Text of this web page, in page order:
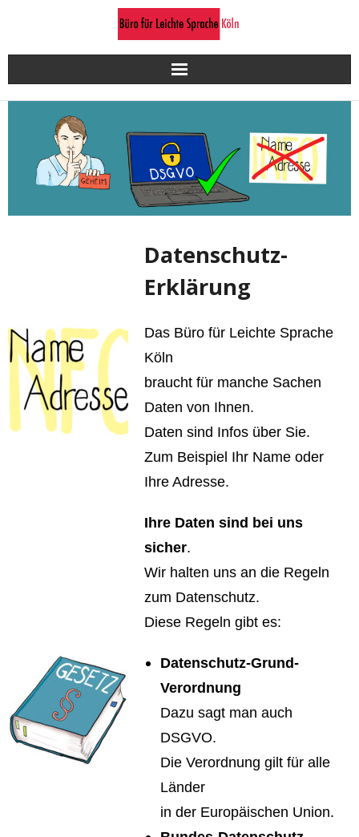
content
Datenschutz-
Erklärung
Das Büro für Leichte Sprache
Köln
braucht für manche Sachen
Daten von Ihnen.
Daten sind Infos über Sie.
Zum Beispiel Ihr Name oder
Ihre Adresse.
Ihre Daten sind bei uns
sicher.
Wir halten uns an die Regeln
zum Datenschutz.
Diese Regeln gibt es:
Datenschutz-Grund-
Verordnung
Dazu sagt man auch
DSGVO.
Die Verordnung gilt für alle
Länder
in der Europäischen Union.